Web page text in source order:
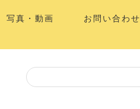
写真・動画 お問い合わせ